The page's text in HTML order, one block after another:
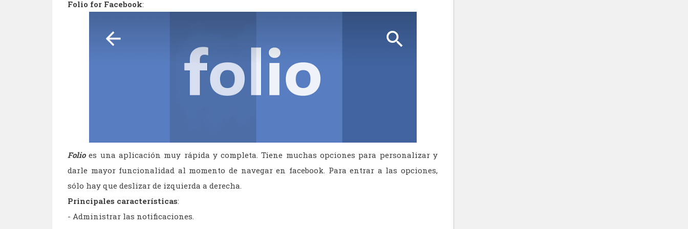
Folio for Facebook:
Folioes una aplicación muy rápida y completa. Tiene muchas opciones para personalizar y
darle mayor funcionalidad al momento de navegar en facebook. Para entrar a las opciones,
sólo hay que deslizar de izquierda a derecha.
Principales características:
- Administrar las notificaciones.